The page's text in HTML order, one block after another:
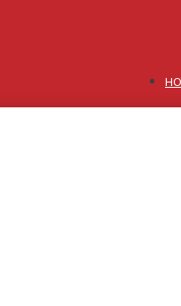
株式等移管手数料キ